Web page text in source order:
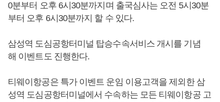
0분부터 오후 6시30분까지며 출국심사는 오전 5시30분
부터 오후 6시30분까지 할 수 있다.
삼성역 도심공항터미널 탑승수속서비스 개시를 기념
해 이벤트도 진행한다.
티웨이항공은 특가 이벤트 운임 이용고객을 제외한 삼
성역 도심공항터미널에서 수속하는 모든 티웨이항공 고